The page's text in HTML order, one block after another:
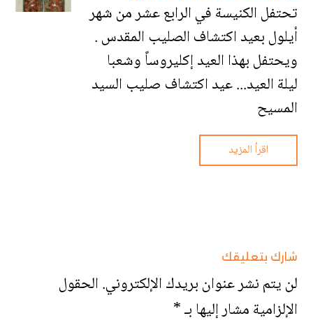
تحتفل الكنيسة في الرابع عشر من شهر
أيلول بعيد اكتشاف الصليب المقدس .
ويحتفل بهذا العيد إكليروساً وشعبا
ليلة العيد... عيد اكتشاف صليب السيد
المسيح
اقرأ المزيد
شارك بتعليقك
لن يتم نشر عنوان بريدك الإلكتروني.الحقول
الإلزامية مشار إليها بـ*